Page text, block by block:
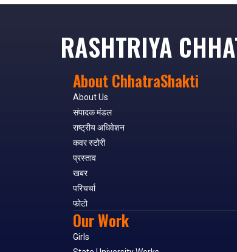
RASHTRIYA
About ChhatraShakti
About Us
संपादक मंडल
राष्ट्रीय अधिवेशन
कवर स्टोरी
प्रस्ताव
खबर
परिचर्चा
फोटो
Our Work
Girls